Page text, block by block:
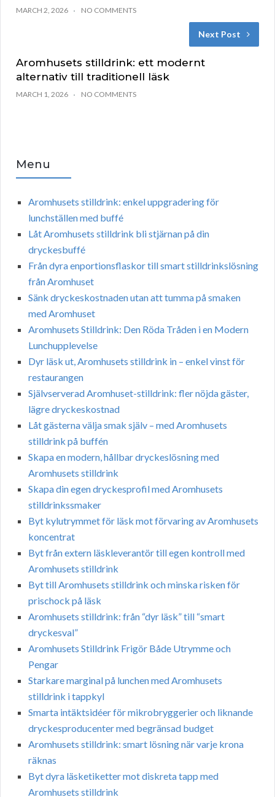
MARCH 2, 2026 NO COMMENTS
Next Post
Aromhusets stilldrink: ett modernt
alternativ till traditionell läsk
MARCH 1, 2026 NO COMMENTS
Menu
Aromhusets stilldrink: enkel uppgradering för
lunchställen med buffé
Låt Aromhusets stilldrink bli stjärnan på din
dryckesbuffé
Från dyra enportionsflaskor till smart stilldrinkslösning
från Aromhuset
Sänk dryckeskostnaden utan att tumma på smaken
med Aromhuset
Aromhusets Stilldrink: Den Röda Tråden i en Modern
Lunchupplevelse
Dyr läsk ut, Aromhusets stilldrink in – enkel vinst för
restaurangen
Självserverad Aromhuset-stilldrink: fler nöjda gäster,
lägre dryckeskostnad
Låt gästerna välja smak själv – med Aromhusets
stilldrink på buffén
Skapa en modern, hållbar dryckeslösning med
Aromhusets stilldrink
Skapa din egen dryckesprofil med Aromhusets
stilldrinkssmaker
Byt kylutrymmet för läsk mot förvaring av Aromhusets
koncentrat
Byt från extern läskleverantör till egen kontroll med
Aromhusets stilldrink
Byt till Aromhusets stilldrink och minska risken för
prischock på läsk
Aromhusets stilldrink: från “dyr läsk” till “smart
dryckesval”
Aromhusets Stilldrink Frigör Både Utrymme och
Pengar
Starkare marginal på lunchen med Aromhusets
stilldrink i tappkyl
Smarta intäktsidéer för mikrobryggerier och liknande
dryckesproducenter med begränsad budget
Aromhusets stilldrink: smart lösning när varje krona
räknas
Byt dyra läsketiketter mot diskreta tapp med
Aromhusets stilldrink